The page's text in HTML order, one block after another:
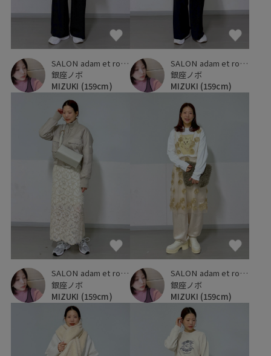
SALON adam et ropé
銀座ノボ
MIZUKI (159cm)
SALON adam et ropé
銀座ノボ
MIZUKI (159cm)
SALON adam et ropé
銀座ノボ
MIZUKI (159cm)
SALON adam et ropé
銀座ノボ
MIZUKI (159cm)